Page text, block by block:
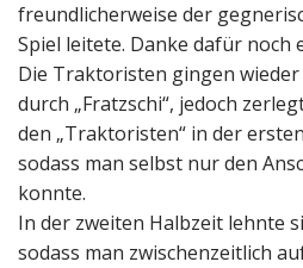
freundlicherweise der
Spiel leitete. Danke dafür noch
Die Traktoristen gingen
durch „Fratzschi“, jedoch
den „Traktoristen“ in der
sodass man selbst nur den
konnte.
In der zweiten Halbzeit lehnte
sodass man zwischenzeitlich